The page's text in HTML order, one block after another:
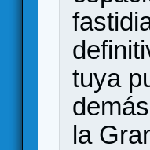
tuya
la